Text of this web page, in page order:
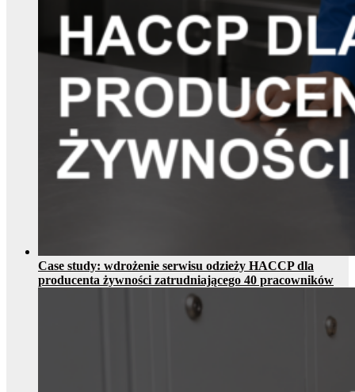
Case study: wdrożenie serwisu odzieży HACCP dla
producenta żywności zatrudniającego 40 pracowników